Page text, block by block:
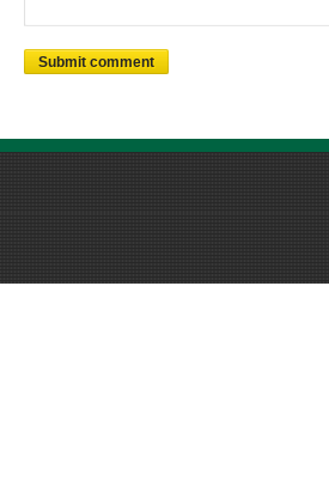
Submit comment